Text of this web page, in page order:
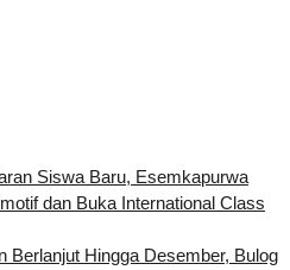
Siswa Baru, Esemkapurwa
dan Buka International Class
Berlanjut Hingga Desember, Bulog